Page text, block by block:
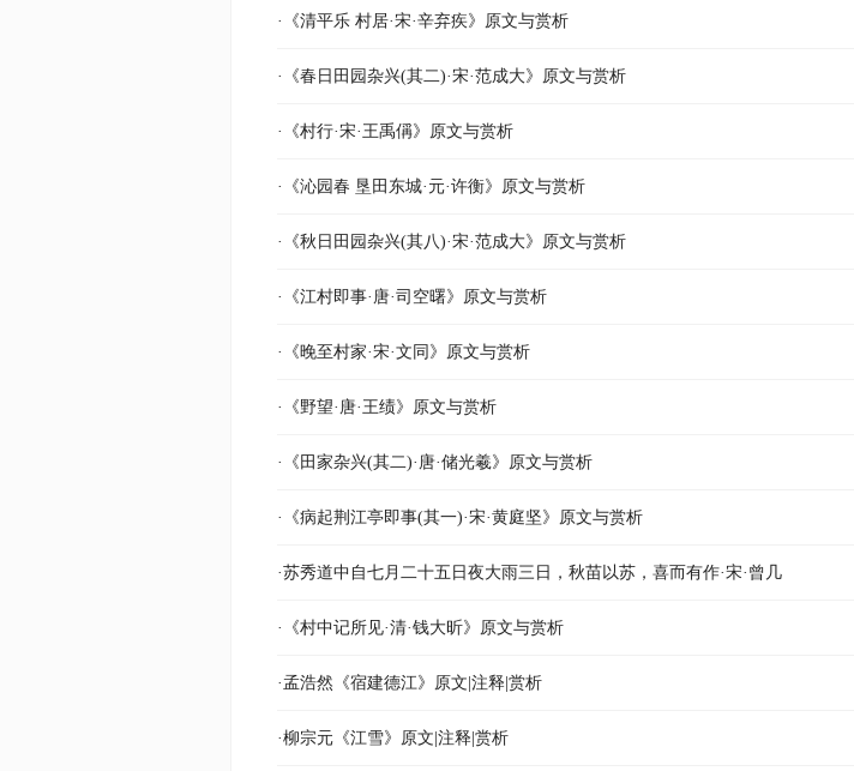
·《清平乐 村居·宋·辛弃疾》原文与赏析
·《春日田园杂兴(其二)·宋·范成大》原文与赏析
·《村行·宋·王禹偁》原文与赏析
·《沁园春 垦田东城·元·许衡》原文与赏析
·《秋日田园杂兴(其八)·宋·范成大》原文与赏析
·《江村即事·唐·司空曙》原文与赏析
·《晚至村家·宋·文同》原文与赏析
·《野望·唐·王绩》原文与赏析
·《田家杂兴(其二)·唐·储光羲》原文与赏析
·《病起荆江亭即事(其一)·宋·黄庭坚》原文与赏析
·苏秀道中自七月二十五日夜大雨三日，秋苗以苏，喜而有作·宋·曾几
·《村中记所见·清·钱大昕》原文与赏析
·孟浩然《宿建德江》原文|注释|赏析
·柳宗元《江雪》原文|注释|赏析